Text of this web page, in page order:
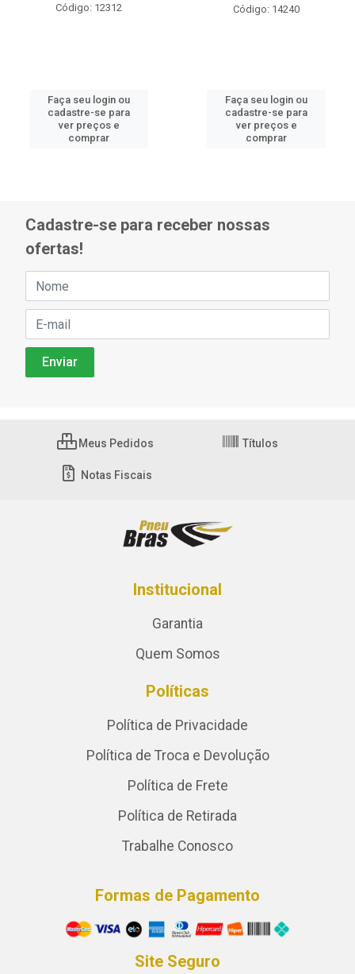
Código: 12312
Faça seu login ou
cadastre-se para
ver preços e
comprar
Código: 14240
Faça seu login ou
cadastre-se para
ver preços e
comprar
Cadastre-se para receber nossas
ofertas!
Meus Pedidos Títulos
Notas Fiscais
Institucional
Garantia
Quem Somos
Políticas
Política de Privacidade
Política de Troca e Devolução
Política de Frete
Política de Retirada
Trabalhe Conosco
Formas de Pagamento
Site Seguro